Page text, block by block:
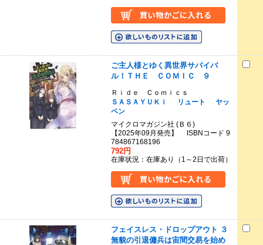
ご主人様とゆく異世界サバイバ
ル！ＴＨＥ ＣＯＭＩＣ ９
Ｒｉｄｅ Ｃｏｍｉｃｓ
ＳＡＳＡＹＵＫｉ
リュート
ヤッ
ペン
マイクロマガジン社 (Ｂ６)
【2025年09月発売】 ISBNコード 9
784867168196
792円
在庫状況：在庫あり（1～2日で出荷）
フェイスレス・ドロップアウト ３
無貌の引退傭兵は宙間交易を始め